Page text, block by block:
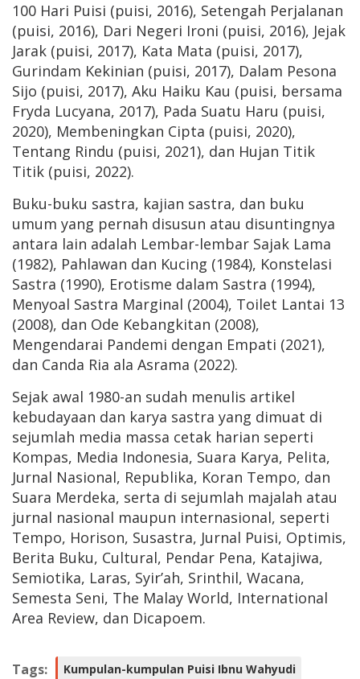
100 Hari Puisi (puisi, 2016), Setengah Perjalanan
(puisi, 2016), Dari Negeri Ironi (puisi, 2016), Jejak
Jarak (puisi, 2017), Kata Mata (puisi, 2017),
Gurindam Kekinian (puisi, 2017), Dalam Pesona
Sijo (puisi, 2017), Aku Haiku Kau (puisi, bersama
Fryda Lucyana, 2017), Pada Suatu Haru (puisi,
2020), Membeningkan Cipta (puisi, 2020),
Tentang Rindu (puisi, 2021), dan Hujan Titik
Titik (puisi, 2022).
Buku-buku sastra, kajian sastra, dan buku
umum yang pernah disusun atau disuntingnya
antara lain adalah Lembar-lembar Sajak Lama
(1982), Pahlawan dan Kucing (1984), Konstelasi
Sastra (1990), Erotisme dalam Sastra (1994),
Menyoal Sastra Marginal (2004), Toilet Lantai 13
(2008), dan Ode Kebangkitan (2008),
Mengendarai Pandemi dengan Empati (2021),
dan Canda Ria ala Asrama (2022).
Sejak awal 1980-an sudah menulis artikel
kebudayaan dan karya sastra yang dimuat di
sejumlah media massa cetak harian seperti
Kompas, Media Indonesia, Suara Karya, Pelita,
Jurnal Nasional, Republika, Koran Tempo, dan
Suara Merdeka, serta di sejumlah majalah atau
jurnal nasional maupun internasional, seperti
Tempo, Horison, Susastra, Jurnal Puisi, Optimis,
Berita Buku, Cultural, Pendar Pena, Katajiwa,
Semiotika, Laras, Syir’ah, Srinthil, Wacana,
Semesta Seni, The Malay World, International
Area Review, dan Dicapoem.
Tags: Kumpulan-kumpulan Puisi Ibnu Wahyudi